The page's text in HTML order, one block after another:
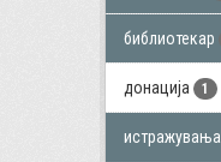
библиотекар
донација 1
истражувања